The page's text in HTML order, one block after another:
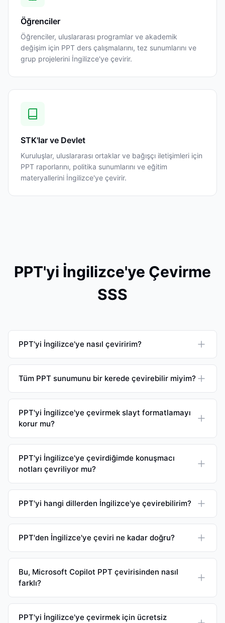
Öğrenciler
Öğrenciler, uluslararası programlar ve akademik
değişim için PPT ders çalışmalarını, tez sunumlarını ve
grup projelerini İngilizce'ye çevirir.
STK'lar ve Devlet
Kuruluşlar, uluslararası ortaklar ve bağışçı iletişimleri için
PPT raporlarını, politika sunumlarını ve eğitim
materyallerini İngilizce'ye çevirir.
PPT'yi İngilizce'ye Çevirme
SSS
PPT'yi İngilizce'ye nasıl çeviririm?
Tüm PPT sunumunu bir kerede çevirebilir miyim?
PPT'yi İngilizce'ye çevirmek slayt formatlamayı
korur mu?
PPT'yi İngilizce'ye çevirdiğimde konuşmacı
notları çevriliyor mu?
PPT'yi hangi dillerden İngilizce'ye çevirebilirim?
PPT'den İngilizce'ye çeviri ne kadar doğru?
Bu, Microsoft Copilot PPT çevirisinden nasıl
farklı?
PPT'yi İngilizce'ye çevirmek için ücretsiz